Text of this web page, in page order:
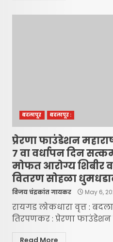
बदलापूर बदलापूर :
प्रेरणा फाउंडेशन
7 वा वर्धापन दिन
मोफत आरोग्य शिबीर
वितरण सोहळा
विजय चंद्रकांत गायकर May 6,
रायगड लोकधारा वृत्त :
तिरपणकर : प्रेरणा